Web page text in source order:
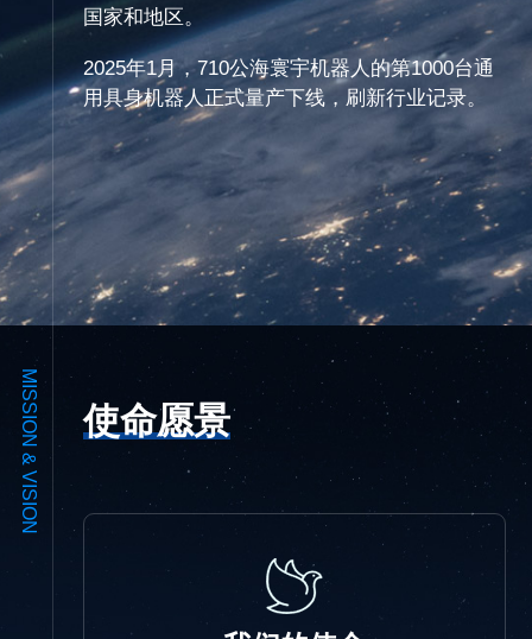
国家和地区。
2025年1月，710公海寰宇机器人的第1000台通
用具身机器人正式量产下线，刷新行业记录。
MISSION & VISION 使命愿景